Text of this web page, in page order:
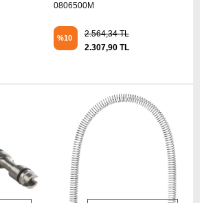
0806500M
%10
2.564,34 TL
2.307,90 TL